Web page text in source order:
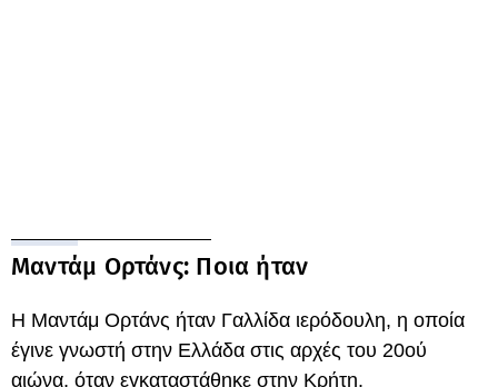
Μαντάμ Ορτάνς: Ποια ήταν
Η Μαντάμ Ορτάνς ήταν Γαλλίδα ιερόδουλη, η οποία
έγινε γνωστή στην Ελλάδα στις αρχές του 20ού
αιώνα, όταν εγκαταστάθηκε στην Κρήτη.